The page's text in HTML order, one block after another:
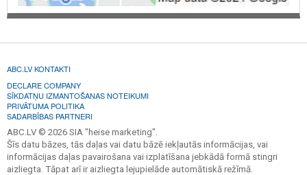
ABC.LV KONTAKTI
DECLARE COMPANY
SĪKDATŅU IZMANTOŠANAS NOTEIKUMI
PRIVĀTUMA POLITIKA
SADARBĪBAS PARTNERI
ABC.LV © 2026 SIA "heise marketing".
Šīs datu bāzes, tās daļas vai datu bāzē iekļautās informācijas, vai
informācijas daļas pavairošana vai izplatīšana jebkādā formā stingri
aizliegta. Tāpat arī ir aizliegta lejupielāde automātiskā režīmā.